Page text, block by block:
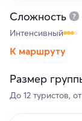
Сложность
Интенсивный
К маршруту
Размер
До 12 туристов,